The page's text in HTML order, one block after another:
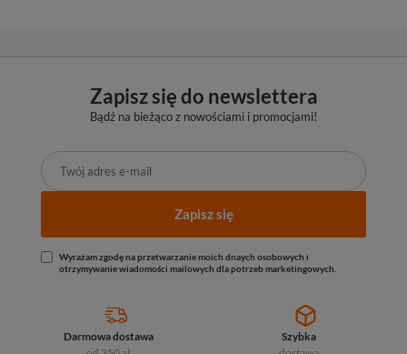
Zapisz się do newslettera
Bądź na bieżąco z nowościami i promocjami!
Zapisz się
Wyrażam zgodę na przetwarzanie moich dnaych osobowych i
otrzymywanie wiadomości mailowych dla potrzeb marketingowych.
Darmowa dostawa
Szybka